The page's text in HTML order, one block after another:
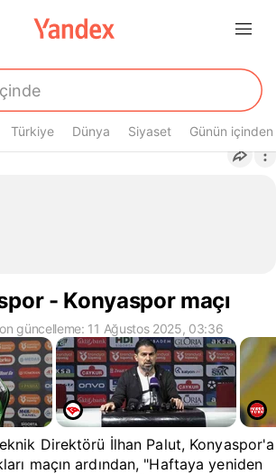
Türkiye Dünya Siyaset Günün içinden
- Konyaspor maçı
güncelleme: 11 Ağustos 2025, 03:36
Direktörü İlhan Palut, Konyaspor'a
maçın ardından, "Haftaya yeniden